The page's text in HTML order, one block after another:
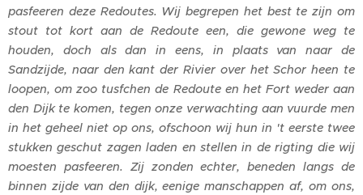
pasfeeren deze Redoutes. Wij begrepen het best te zijn om
stout tot kort aan de Redoute een, die gewone weg te
houden, doch als dan in eens, in plaats van naar de
Sandzijde, naar den kant der Rivier over het Schor heen te
loopen, om zoo tusfchen de Redoute en het Fort weder aan
den Dijk te komen, tegen onze verwachting aan vuurde men
in het geheel niet op ons, ofschoon wij hun in 't eerste twee
stukken geschut zagen laden en stellen in de rigting die wij
moesten pasfeeren. Zij zonden echter, beneden langs de
binnen zijde van den dijk, eenige manschappen af, om ons,